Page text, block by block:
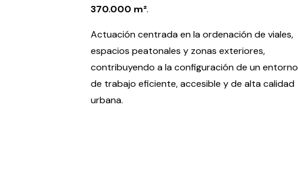
370.000 m².
Actuación centrada en la ordenación de viales,
espacios peatonales y zonas exteriores,
contribuyendo a la configuración de un entorno
de trabajo eficiente, accesible y de alta calidad
urbana.